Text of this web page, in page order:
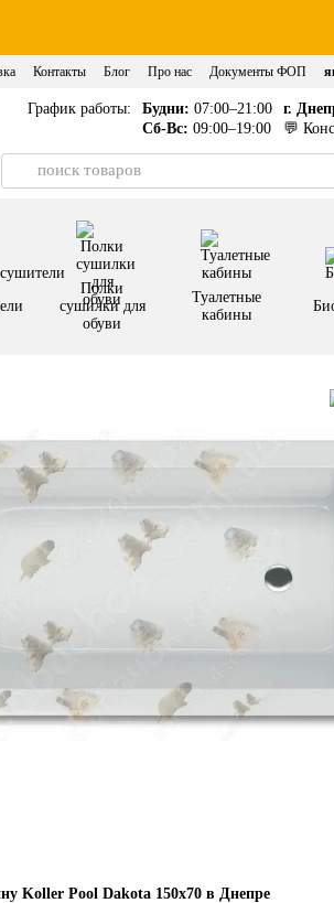
Контакты Блог Про нас Документы ФОП
График работы: Будни: 07:00–21:00
Сб-Вс: 09:00–19:00
г.
💬
Полки
сушилки для
обуви
Туалетные
кабины
Koller Pool Dakota 150x70 в Днепре